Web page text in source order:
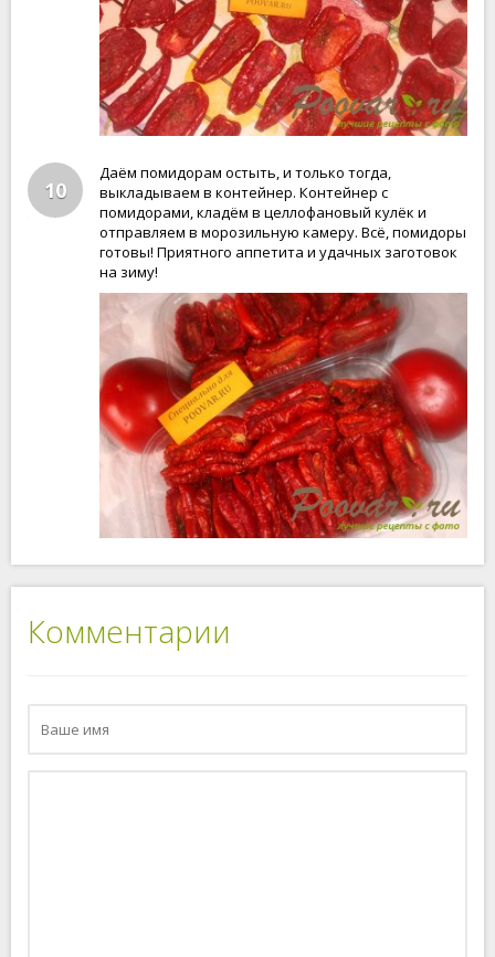
10
Даём помидорам остыть, и только тогда,
выкладываем в контейнер. Контейнер с
помидорами, кладём в целлофановый кулёк и
отправляем в морозильную камеру. Всё, помидоры
готовы! Приятного аппетита и удачных заготовок
на зиму!
Комментарии